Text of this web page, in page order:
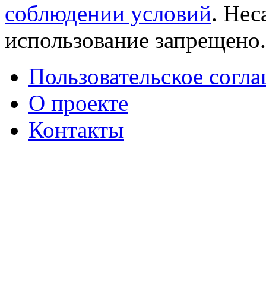
соблюдении условий.
использование
Пользовательское
О проекте
Контакты